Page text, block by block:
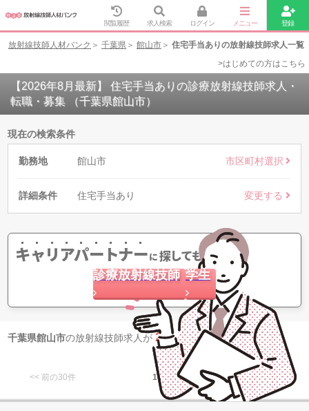
閲覧履歴 求人検索 ログイン メニュー 登録
放射線技師人材バンク 千葉県 館山市
住宅手当ありの放射線技師求人一覧
>はじめての方はこちら
【2026年8月最新】 住宅手当ありの診療放射線技師求人・
転職・募集 （千葉県館山市）
現在の検索条件
勤務地 館山市 市区町村選択
詳細条件 住宅手当あり 変更する
キャリアパートナーに探してもらう
診療放射線技師 学生
千葉県館山市の放射線技師求人が 2 件 見つかりました
<< 前の30件 1 次の30件 >>